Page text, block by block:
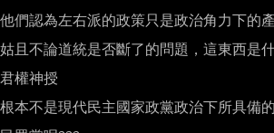
他們認為左右派的政策只是政治角力下的
姑且不論道統是否斷了的問題，這東西是
君權神授
根本不是現代民主國家政黨政治下所具備